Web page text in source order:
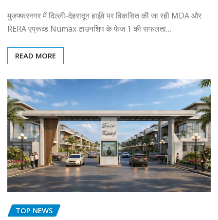
मुजफ्फरनगर में दिल्ली-देहरादून हाईवे पर विकसित की जा रही MDA और
RERA एप्रूव्ड Numax टाउनशिप के फेज 1 की सफलता…
READ MORE
TOP NEWS